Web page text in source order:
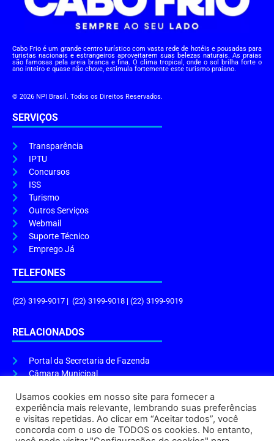
Cabo Frio é um grande centro turístico com vasta rede de hotéis e pousadas para
turistas nacionais e estrangeiros aproveitarem suas belezas naturais. As praias
são famosas pela areia branca e fina. O clima tropical, onde o sol brilha forte o
ano inteiro e quase não chove, estimula fortemente este turismo praiano.
© 2026 NPI Brasil. Todos os Direitos Reservados.
SERVIÇOS
Transparência
IPTU
Concursos
ISS
Turismo
Outros Serviços
Webmail
Suporte Técnico
Emprego Já
TELEFONES
(22) 3199-9017 | (22) 3199-9018 | (22) 3199-9019
RELACIONADOS
Portal da Secretaria de Fazenda
Câmara Municipal
ENDEREÇO E HORÁRIO
Endereço:Praça Tiradentes, s/n – Centro, Cabo Frio – RJ, 28906-290
Usamos cookies em nosso site para fornecer a
experiência mais relevante, lembrando suas preferências
e visitas repetidas. Ao clicar em “Aceitar todos”, você
concorda com o uso de TODOS os cookies. No entanto,